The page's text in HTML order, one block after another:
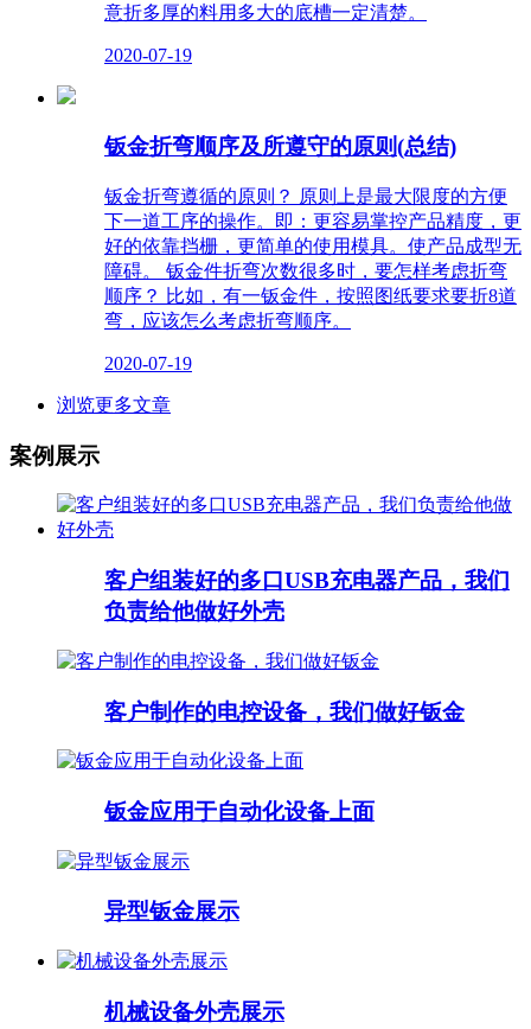
意折多厚的料用多大的底槽一定清楚。
2020-07-19
钣金折弯顺序及所遵守的原则(总结)
钣金折弯遵循的原则？ 原则上是最大限度的方便
下一道工序的操作。即：更容易掌控产品精度，更
好的依靠挡栅，更简单的使用模具。使产品成型无
障碍。 钣金件折弯次数很多时，要怎样考虑折弯
顺序？ 比如，有一钣金件，按照图纸要求要折8道
弯，应该怎么考虑折弯顺序。
2020-07-19
浏览更多文章
案例展示
客户组装好的多口USB充电器产品，我们
负责给他做好外壳
客户制作的电控设备，我们做好钣金
钣金应用于自动化设备上面
异型钣金展示
机械设备外壳展示